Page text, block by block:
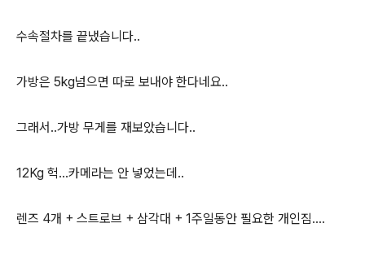
수속절차를 끝냈습니다..
가방은 5kg넘으면 따로 보내야 한다네요..
그래서..가방 무게를 재보았습니다..
12Kg 헉...카메라는 안 넣었는데..
렌즈 4개 + 스트로브 + 삼각대 + 1주일동안 필요한 개인짐....